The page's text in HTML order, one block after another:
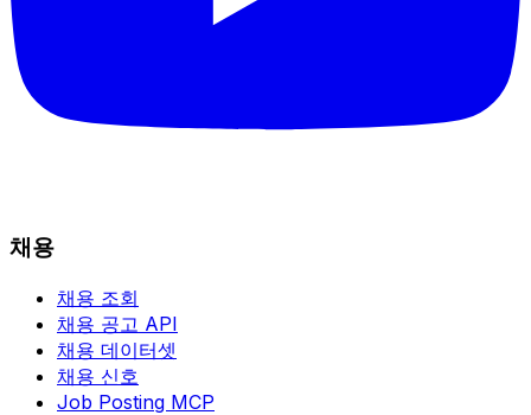
채용
채용 조회
채용 공고 API
채용 데이터셋
채용 신호
Job Posting MCP